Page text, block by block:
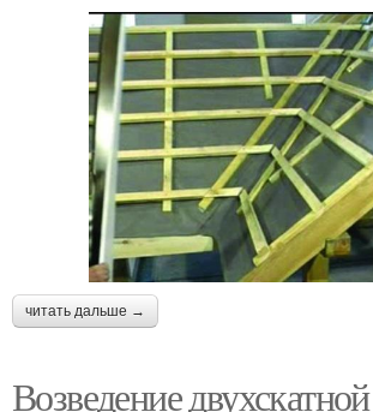
читать дальше →
Возведение